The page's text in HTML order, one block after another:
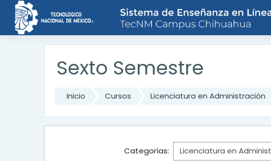
Saltar al contenido principal
Sexto Semestre
Inicio Cursos Licenciatura en Administración
Categorías: